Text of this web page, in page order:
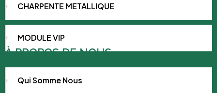
CHARPENTE METALLIQUE
MODULE VIP
À PROPOS DE NOUS
Qui Somme Nous